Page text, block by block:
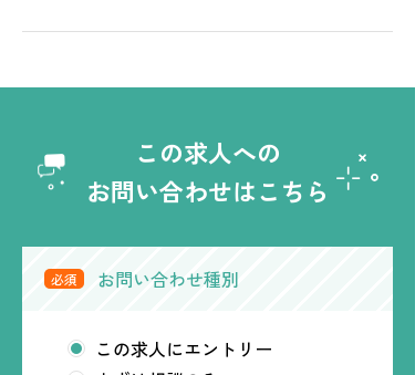
この求人への
お問い合わせはこちら
必須 お問い合わせ種別
この求人にエントリー